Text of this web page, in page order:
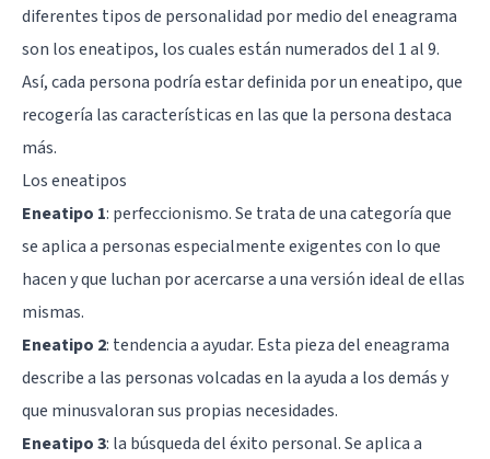
diferentes tipos de personalidad por medio del eneagrama
son los eneatipos, los cuales están numerados del 1 al 9.
Así, cada persona podría estar definida por un eneatipo, que
recogería las características en las que la persona destaca
más.
Los eneatipos
Eneatipo 1: perfeccionismo. Se trata de una categoría que
se aplica a personas especialmente exigentes con lo que
hacen y que luchan por acercarse a una versión ideal de ellas
mismas.
Eneatipo 2: tendencia a ayudar. Esta pieza del eneagrama
describe a las personas volcadas en la ayuda a los demás y
que minusvaloran sus propias necesidades.
Eneatipo 3: la búsqueda del éxito personal. Se aplica a